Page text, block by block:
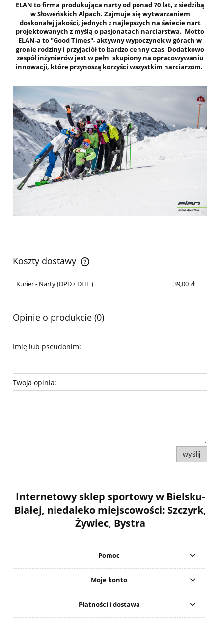
ELAN to firma produkująca narty od ponad 70 lat, z siedzibą
w Słoweńskich Alpach. Zajmuje się wytwarzaniem
doskonałej jakości, jednych z najlepszych na świecie nart
projektowanych z myślą o pasjonatach narciarstwa. Motto
ELAN-a to "Good Times"- aktywny wypoczynek w górach w
gronie rodziny i przyjaciół to bardzo cenny czas. Dodatkowo
zespół inżynierów jest w pełni skupiony na opracowywaniu
innowacji, które przynoszą korzyści wszystkim narciarzom.
Koszty dostawy
Cena nie zawiera ewentualnych kosztów płatności
Kurier - Narty(DPD / DHL ) 39,00 zł
Opinie o produkcie (0)
Imię lub pseudonim:
Twoja opinia:
wyślij
Internetowy sklep sportowy w Bielsku-
Białej, niedaleko miejscowości: Szczyrk,
Żywiec, Bystra
Pomoc
Moje konto
Płatności i dostawa